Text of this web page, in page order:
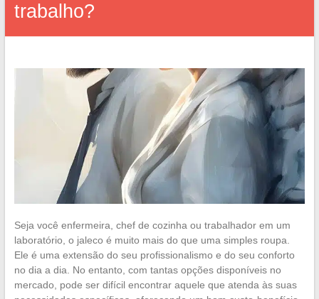
trabalho?
Seja você enfermeira, chef de cozinha ou trabalhador em um
laboratório, o jaleco é muito mais do que uma simples roupa.
Ele é uma extensão do seu profissionalismo e do seu conforto
no dia a dia. No entanto, com tantas opções disponíveis no
mercado, pode ser difícil encontrar aquele que atenda às suas